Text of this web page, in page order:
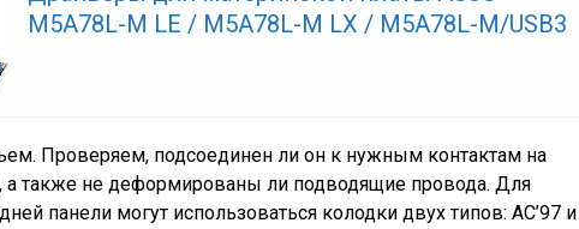
M5A78L-M LE / M5A78L-M LX / M5A78L-M/USB3
Проверяем, подсоединен ли он к нужным контактам на
а также не деформированы ли подводящие провода. Для
панели могут использоваться колодки двух типов: AC’97 и